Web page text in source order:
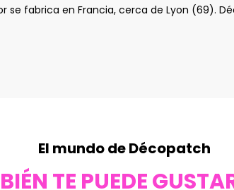
se fabrica en Francia, cerca de Lyon
El mundo de Décopatch
TE PUEDE